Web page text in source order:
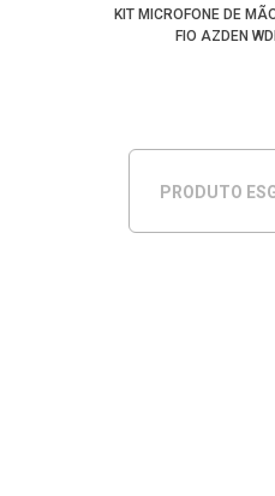
KIT MICROFONE DE
FIO AZDEN
PRODUTO